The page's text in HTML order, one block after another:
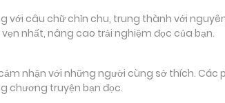
câu chữ chỉn chu, trung thành với
nhất, nâng cao trải nghiệm đọc của bạn.
nhận với những người cùng sở thích.
chương truyện bạn đọc.